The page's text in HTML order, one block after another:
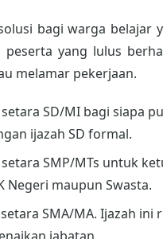
bagi warga belajar
peserta yang lulus
melamar pekerjaan.
SD/MI bagi siapa
ijazah SD formal.
SMP/MTs untuk
Negeri maupun Swasta.
SMA/MA. Ijazah ini
jabatan.